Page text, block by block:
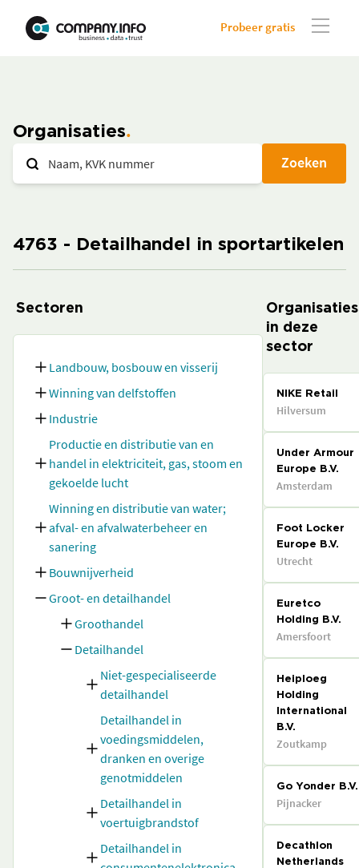
Probeer gratis
Organisaties
Zoeken
4763 - Detailhandel in sportartikelen
Sectoren
Landbouw, bosbouw en visserij
Winning van delfstoffen
Industrie
Productie en distributie van en
handel in elektriciteit, gas, stoom en
gekoelde lucht
Winning en distributie van water;
afval- en afvalwaterbeheer en
sanering
Bouwnijverheid
Groot- en detailhandel
Groothandel
Detailhandel
Niet-gespecialiseerde
detailhandel
Detailhandel in
voedingsmiddelen,
dranken en overige
genotmiddelen
Detailhandel in
voertuigbrandstof
Detailhandel in
Organisaties
in deze
sector
NIKE Retail
Hilversum
Under Armour
Europe B.V.
Amsterdam
Foot Locker
Europe B.V.
Utrecht
Euretco
Holding B.V.
Amersfoort
Heiploeg
Holding
International
B.V.
Zoutkamp
Go Yonder B.V.
Pijnacker
Decathlon
Netherlands